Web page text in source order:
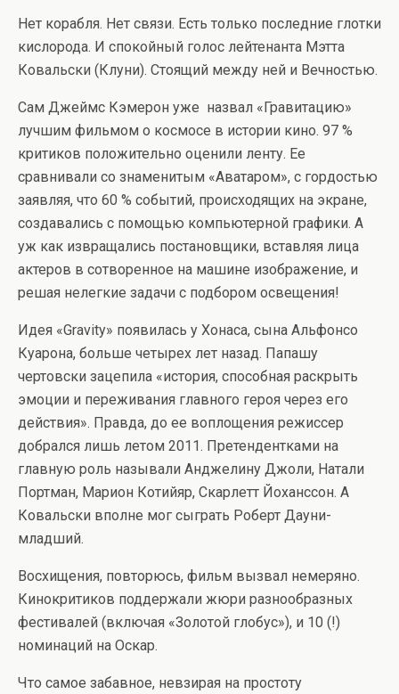
Нет корабля. Нет связи. Есть только последние глотки
кислорода. И спокойный голос лейтенанта Мэтта
Ковальски (Клуни). Стоящий между ней и Вечностью.
Сам Джеймс Кэмерон уже назвал «Гравитацию»
лучшим фильмом о космосе в истории кино. 97 %
критиков положительно оценили ленту. Ее
сравнивали со знаменитым «Аватаром», с гордостью
заявляя, что 60 % событий, происходящих на экране,
создавались с помощью компьютерной графики. А
уж как извращались постановщики, вставляя лица
актеров в сотворенное на машине изображение, и
решая нелегкие задачи с подбором освещения!
Идея «Gravity» появилась у Хонаса, сына Альфонсо
Куарона, больше четырех лет назад. Папашу
чертовски зацепила «история, способная раскрыть
эмоции и переживания главного героя через его
действия». Правда, до ее воплощения режиссер
добрался лишь летом 2011. Претендентками на
главную роль называли Анджелину Джоли, Натали
Портман, Марион Котийяр, Скарлетт Йоханссон. А
Ковальски вполне мог сыграть Роберт Дауни-
младший.
Восхищения, повторюсь, фильм вызвал немеряно.
Кинокритиков поддержали жюри разнообразных
фестивалей (включая «Золотой глобус»), и 10 (!)
номинаций на Оскар.
Что самое забавное, невзирая на простоту